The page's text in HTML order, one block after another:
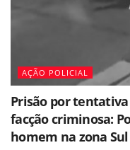
AÇÃO POLICIAL
Prisão por
facção criminosa:
homem na zona